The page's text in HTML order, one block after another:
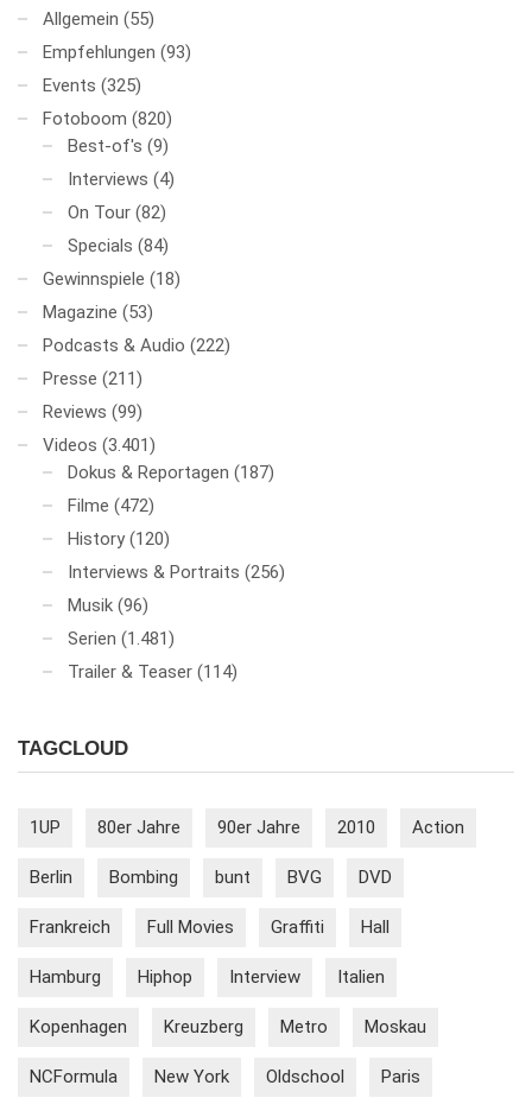
Allgemein (55)
Empfehlungen (93)
Events (325)
Fotoboom (820)
Best-of's (9)
Interviews (4)
On Tour (82)
Specials (84)
Gewinnspiele (18)
Magazine (53)
Podcasts & Audio (222)
Presse (211)
Reviews (99)
Videos (3.401)
Dokus & Reportagen (187)
Filme (472)
History (120)
Interviews & Portraits (256)
Musik (96)
Serien (1.481)
Trailer & Teaser (114)
TAGCLOUD
1UP 80er Jahre 90er Jahre 2010 Action
Berlin Bombing bunt BVG DVD
Frankreich Full Movies Graffiti Hall
Hamburg Hiphop Interview Italien
Kopenhagen Kreuzberg Metro Moskau
NCFormula New York Oldschool Paris